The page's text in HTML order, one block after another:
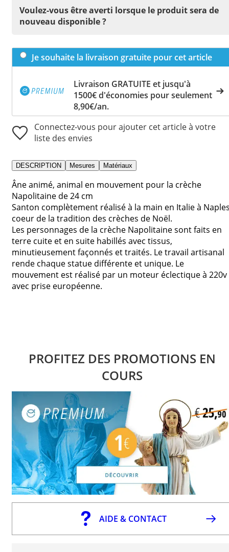
Voulez-vous être averti lorsque le produit sera de
nouveau disponible ?
Je souhaite la livraison gratuite pour cet article
Livraison GRATUITE et jusqu'à
1500€ d'économies pour seulement
8,90€/an.
Connectez-vous pour ajouter cet article à votre
liste des envies
DESCRIPTION Mesures Matériaux
Âne animé, animal en mouvement pour la crèche
Napolitaine de 24 cm
Santon complètement réalisé à la main en Italie à
coeur de la tradition des crèches de Noël.
Les personnages de la crèche Napolitaine sont faits en
terre cuite et en suite habillés avec tissus,
minutieusement façonnés et traités. Le travail artisanal
rende chaque statue différente et unique. Le
mouvement est réalisé par un moteur éclectique à 220v
avec prise européenne.
PROFITEZ DES PROMOTIONS EN
COURS
AIDE & CONTACT